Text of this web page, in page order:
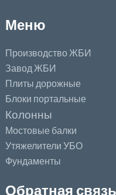
Меню
Производство ЖБИ
Завод ЖБИ
Плиты дорожные
Блоки портальные
Колонны
Мостовые балки
Утяжелители УБО
Фундаменты
Обратная связь